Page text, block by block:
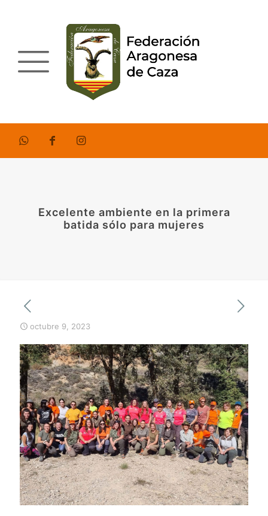
Excelente ambiente en la primera
batida sólo para mujeres
octubre 9, 2023